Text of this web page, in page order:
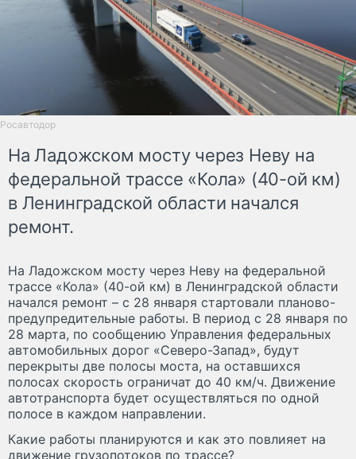
Росавтодор
На Ладожском мосту через Неву на
федеральной трассе «Кола» (40-ой км)
в Ленинградской области начался
ремонт.
На Ладожском мосту через Неву на федеральной
трассе «Кола» (40-ой км) в Ленинградской области
начался ремонт – с 28 января стартовали планово-
предупредительные работы. В период с 28 января по
28 марта, по сообщению Управления федеральных
автомобильных дорог «Северо-Запад», будут
перекрыты две полосы моста, на оставшихся
полосах скорость ограничат до 40 км/ч. Движение
автотранспорта будет осуществляться по одной
полосе в каждом направлении.
Какие работы планируются и как это повлияет на
движение грузопотоков по трассе?